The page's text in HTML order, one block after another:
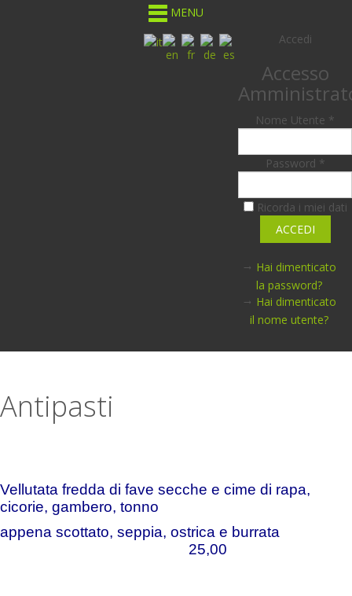
MENU
Accedi
Accesso
Nome Utente *
Password *
Ricorda i miei dati
Hai dimenticato
la password?
Hai dimenticato
il nome utente?
Antipasti
Vellutata fredda di fave secche e cime di rapa,
cicorie, gambero, tonno
appena scottato, seppia, ostrica e burrata
25,00